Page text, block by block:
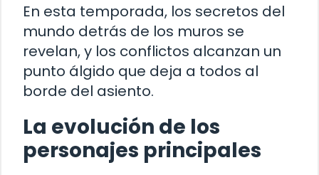
En esta temporada, los secretos del
mundo detrás de los muros se
revelan, y los conflictos alcanzan un
punto álgido que deja a todos al
borde del asiento.
La evolución de los
personajes principales